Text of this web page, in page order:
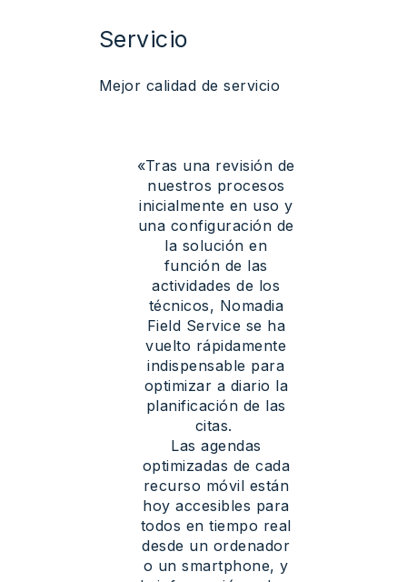
Servicio
Mejor calidad deservicio
«Tras una revisión de
nuestros procesos
inicialmente en uso y
una configuración de
la solución en
función de las
actividades de los
técnicos, Nomadia
Field Service se ha
vuelto rápidamente
indispensable para
optimizar a diario la
planificación de las
citas.
Las agendas
optimizadas decada
recurso móvil están
hoy accesibles para
todos entiempo real
desde un ordenador
o un smartphone, y